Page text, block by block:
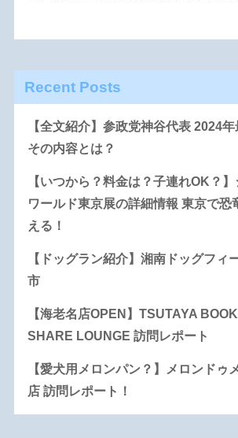
Recent Posts
【全文紹介】参政党神谷代表 2024
その内容とは？
【いつから？料金は？子連れOK？】
ワールド東京展の詳細情報 東京で恐
える！
【ドッグラン紹介】湘南ドッグフィ
市
【海老名店OPEN】TSUTAYA
SHARE LOUNGE 訪問レポート
【愛犬用メロンパン？】メロンドゥ
店 訪問レポート！